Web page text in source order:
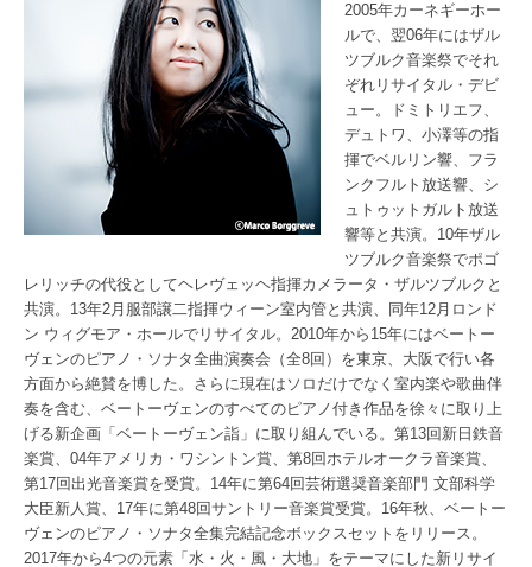
2005年カーネギーホー
ルで、翌06年にはザル
ツブルク音楽祭でそれ
ぞれリサイタル・デビ
ュー。ドミトリエフ、
デュトワ、小澤等の指
揮でベルリン響、フラ
ンクフルト放送響、シ
ュトゥットガルト放送
響等と共演。10年ザル
ツブルク音楽祭でポゴ
レリッチの代役としてヘレヴェッヘ指揮カメラータ・ザルツブルクと
共演。13年2月服部譲二指揮ウィーン室内管と共演、同年12月ロンド
ン ウィグモア・ホールでリサイタル。2010年から15年にはベートー
ヴェンのピアノ・ソナタ全曲演奏会（全8回）を東京、大阪で行い各
方面から絶賛を博した。さらに現在はソロだけでなく室内楽や歌曲伴
奏を含む、ベートーヴェンのすべてのピアノ付き作品を徐々に取り上
げる新企画「ベートーヴェン詣」に取り組んでいる。第13回新日鉄音
楽賞、04年アメリカ・ワシントン賞、第8回ホテルオークラ音楽賞、
第17回出光音楽賞を受賞。14年に第64回芸術選奨音楽部門 文部科学
大臣新人賞、17年に第48回サントリー音楽賞受賞。16年秋、ベートー
ヴェンのピアノ・ソナタ全集完結記念ボックスセットをリリース。
2017年から4つの元素「水・火・風・大地」をテーマにした新リサイ